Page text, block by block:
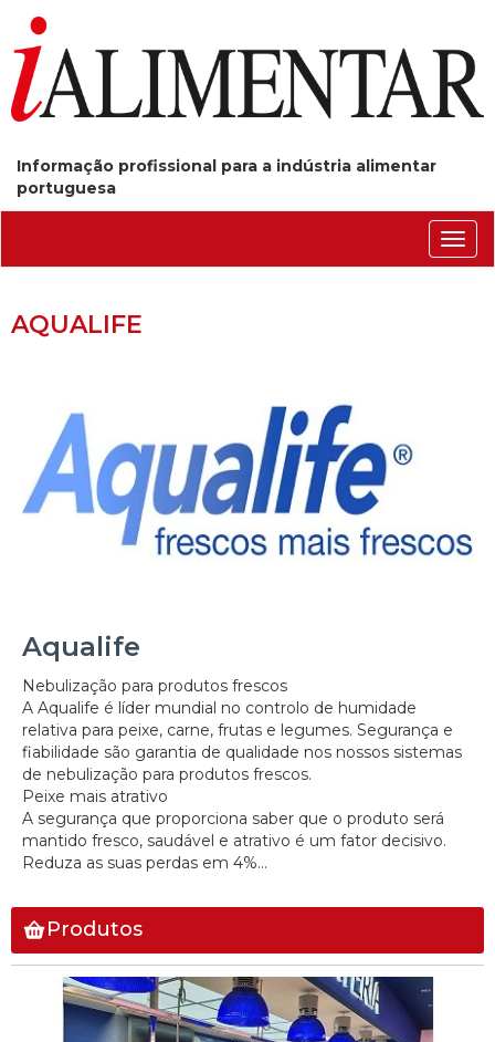
Informação profissional para a indústria alimentar
portuguesa
AQUALIFE
Aqualife
Nebulização para produtos frescos
A Aqualife é líder mundial no controlo de humidade
relativa para peixe, carne, frutas e legumes. Segurança e
fiabilidade são garantia de qualidade nos nossos sistemas
de nebulização para produtos frescos.
Peixe mais atrativo
A segurança que proporciona saber que o produto será
mantido fresco, saudável e atrativo é um fator decisivo.
Reduza as suas perdas em 4%...
Produtos